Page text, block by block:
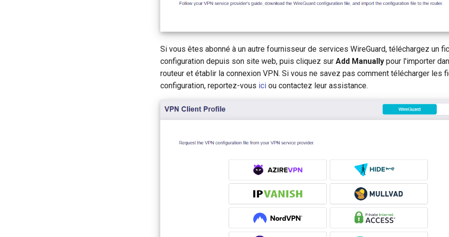
Si vous êtes abonné à un autre fournisseur de services WireGuard, téléchargez un
configuration depuis son site web, puis cliquez sur Add Manually pour l'importer
routeur et établir la connexion VPN. Si vous ne savez pas comment télécharger les
configuration, reportez-vous ici ou contactez leur assistance.